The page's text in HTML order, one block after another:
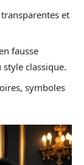
et
fausse
classique.
symboles